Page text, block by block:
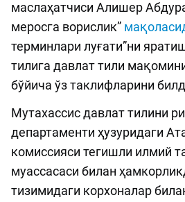
маслаҳатчиси Алишер
меросга ворислик”
терминлари луғати”ни
тилига давлат тили
бўйича ўз таклифларини
Мутахассис давлат тилини
департаменти ҳузуридаги
комиссияси тегишли илмий
муассасаси билан
тизимидаги корхоналар